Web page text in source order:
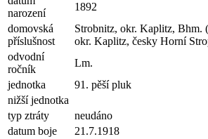
narození
1892
domovská
příslušnost
Strobnitz, okr. Kaplitz, Bhm.
okr. Kaplitz, česky Horní
odvodní
ročník
Lm.
jednotka
91. pěší pluk
nižší jednotka
typ ztráty
neudáno
datum boje
21.7.1918